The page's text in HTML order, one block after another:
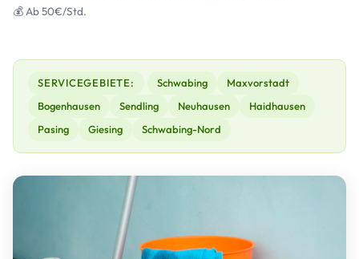
💰 Ab 50€/Std.
SERVICEGEBIETE: Schwabing
Maxvorstadt
Bogenhausen
Sendling Neuhausen
Haidhausen
Pasing
Giesing Schwabing-Nord